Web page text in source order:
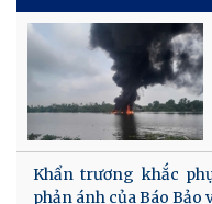
Khẩn trương khắc
phản ánh của Báo Bảo